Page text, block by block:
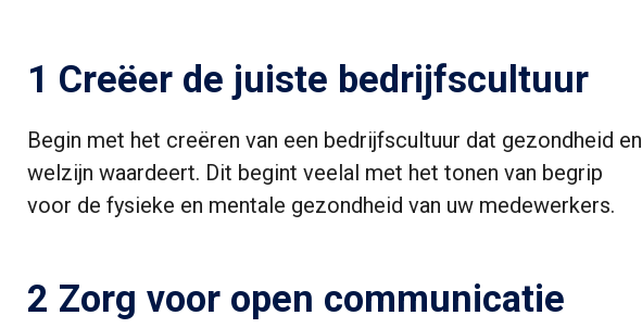
1 Creëer de juiste bedrijfscultuur
Begin met het creëren van een bedrijfscultuur dat gezondheid en
welzijn waardeert. Dit begint veelal met het tonen van begrip
voor de fysieke en mentale gezondheid van uw medewerkers.
2 Zorg voor open communicatie